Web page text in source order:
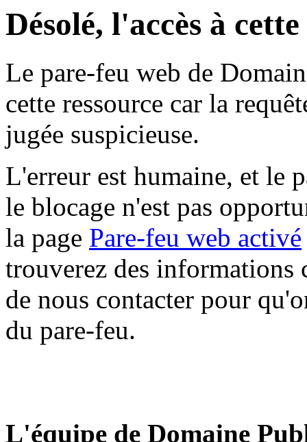
Désolé, l'accès à
Le pare-feu web de
cette ressource car la
jugée suspicieuse.
L'erreur est humaine, et le
le blocage n'est pas
la page Pare-feu web activé
trouverez des informations
de nous contacter pour
du pare-feu.
L'équipe de Domaine